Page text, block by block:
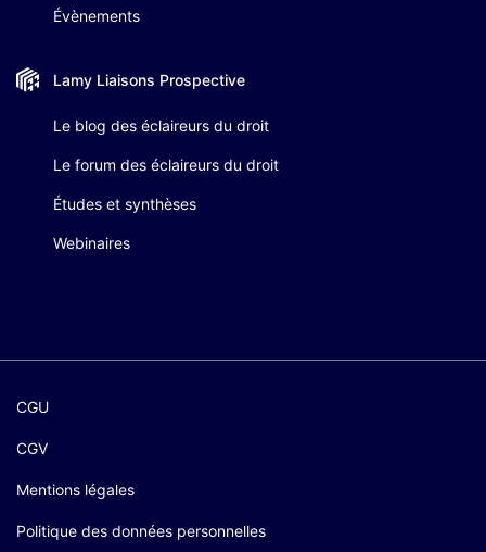
Évènements
Lamy Liaisons Prospective
Le blog des éclaireurs du droit
Le forum des éclaireurs du droit
Études et synthèses
Webinaires
CGU
CGV
Mentions légales
Politique des données personnelles